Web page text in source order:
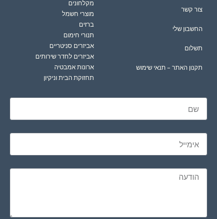
צור קשר
החשבון שלי
תשלום
תקנון האתר – תנאי שימוש
מקלחונים
מוצרי חשמל
ברזים
תנורי חימום
אביזרים סניטריים
אביזרים לחדר שירותים
ארונות אמבטיה
תחזוקת הבית וניקיון